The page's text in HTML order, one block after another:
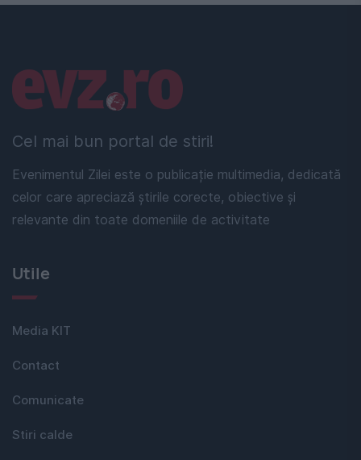
Cel mai bun portal de stiri!
Evenimentul Zilei este o publicație multimedia, dedicată
celor care apreciază știrile corecte, obiective și
relevante din toate domeniile de activitate
Linkuri utile
Utile
Media KIT
Contact
Comunicate
Stiri calde